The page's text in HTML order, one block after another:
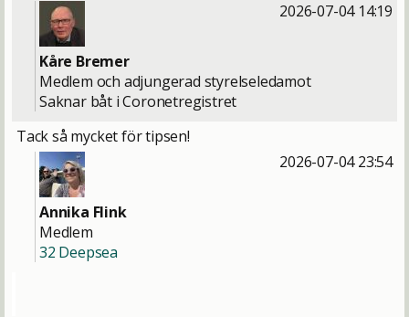
2026-07-04 14:19
Kåre Bremer
Medlem och adjungerad styrelseledamot
Saknar båt i Coronetregistret
Tack så mycket för tipsen!
2026-07-04 23:54
Annika Flink
Medlem
32 Deepsea